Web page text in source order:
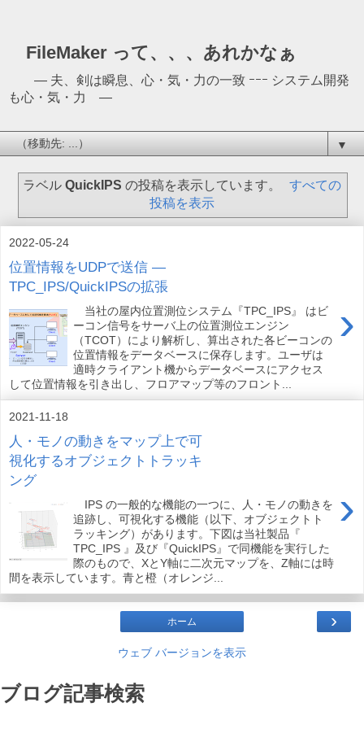
FileMaker って、、、あれかなぁ
― 夫、剣は瞬息、心・気・力の一致 ｰｰｰ システム開発
も心・気・力 ―
▼
ラベル QuickIPS の投稿を表示しています。
すべての
投稿を表示
2022-05-24
位置情報をUDPで送信 ―
TPC_IPS/QuickIPSの拡張
›
当社の屋内位置測位システム『TPC_IPS』 はビ
ーコン信号をサーバ上の位置測位エンジン
（TCOT）により解析し、算出された各ビーコンの
位置情報をデータベースに保存します。ユーザは
適時クライアント機からデータベースにアクセス
して位置情報を引き出し、フロアマップ等のフロント...
2021-11-18
人・モノの動きをマップ上で可
視化するオブジェクトトラッキ
ング
›
IPS の一般的な機能の一つに、人・モノの動きを
追跡し、可視化する機能（以下、オブジェクトト
ラッキング）があります。下図は当社製品『
TPC_IPS 』及び『QuickIPS』で同機能を実行した
際のもので、XとY軸に二次元マップを、Z軸には時
間を表示しています。青と橙（オレンジ...
›
ホーム
ウェブ バージョンを表示
ブログ記事検索